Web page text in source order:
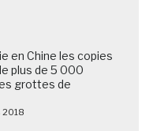
en Chine les copies
plus de 5 000
grottes de
2018